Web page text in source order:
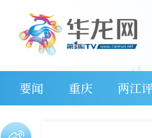
要闻 重庆 两江